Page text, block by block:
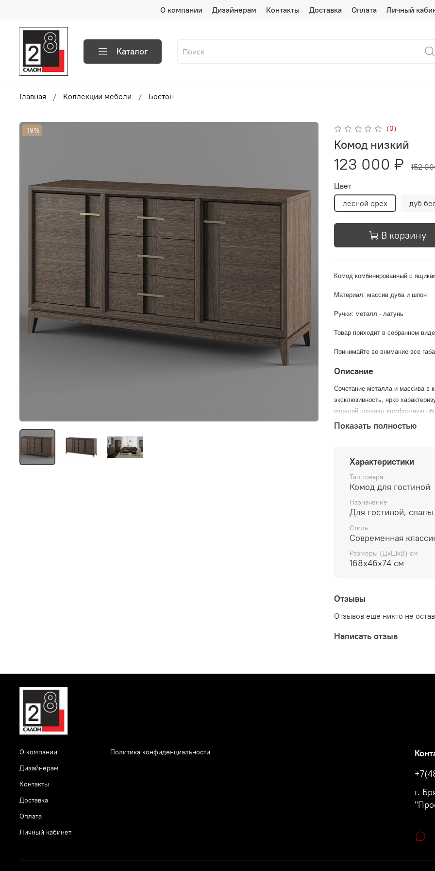
О компании Дизайнерам Контакты Доставка Оплата Личный
Каталог
Главная Коллекции мебели Бостон
-19% (0)
Комод низкий
123 000 ₽
152
Цвет
лесной орех
дуб
В корзину
Комод комбинированный с
Материал: массив дуба и шпон
Ручки: металл - латунь
Товар приходит в собранном
Принимайте во внимание все
Описание
Сочетание металла и массива в
эксклюзивность, ярко
изделий создают комфортную
Ящики выдвигаются на плавных
европейского производителя
Краситель Лесной Орех в
Элементы коллекции позволяют
Создайте свой индивидуальный
Показать полностью
Характеристики
Тип товара
Комод для гостиной
Назначение
Для гостиной,
Стиль
Современная
Размеры (ДхШхВ) см
168х46х74 см
Отзывы
Отзывов еще никто не
Написать отзыв
О компании
Дизайнерам
Контакты
Доставка
Оплата
Личный кабинет
Политика конфиденциальности
г.